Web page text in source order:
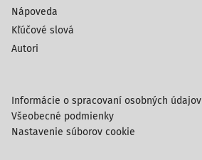
Nápoveda
Kľúčové slová
Autori
Informácie o spracovaní osobných údajov
Všeobecné podmienky
Nastavenie súborov cookie